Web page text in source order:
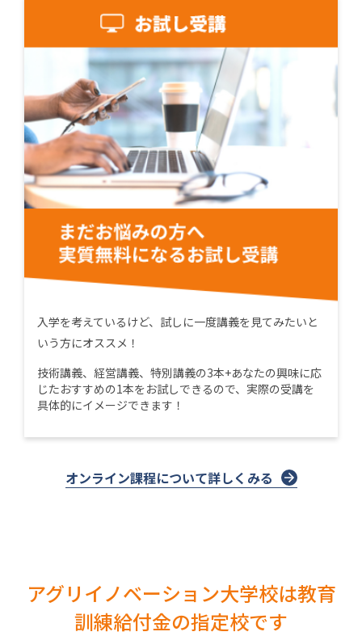
入学を考えているけど、試しに一度講義を見てみたいと
いう方にオススメ！
技術講義、経営講義、特別講義の3本+あなたの興味に応
じたおすすめの1本をお試しできるので、実際の受講を
具体的にイメージできます！
オンライン課程について詳しくみる
アグリイノベーション大学校は教育
訓練給付金の指定校です